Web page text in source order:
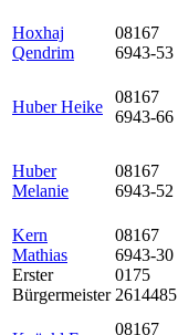
Hoxhaj
Qendrim
08167
6943-53
Huber Heike
08167
6943-66
Huber
Melanie
08167
6943-52
Kern
Mathias
Erster
Bürgermeister
08167
6943-30
0175
2614485
08167